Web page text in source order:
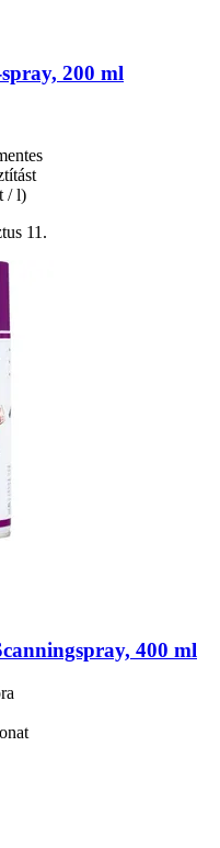
200 ml
/ l)
11.
400 ml